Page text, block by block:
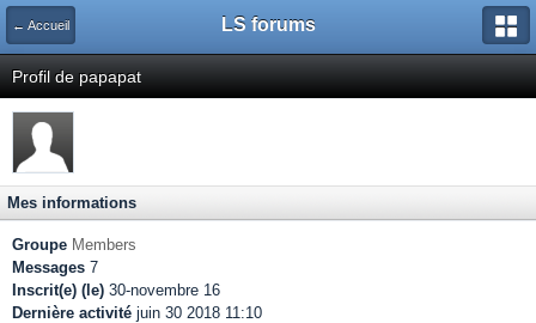
← Accueil LS forums
Profil de papapat
Mes informations
Groupe Members
Messages 7
Inscrit(e) (le) 30-novembre 16
Dernière activité juin 30 2018 11:10